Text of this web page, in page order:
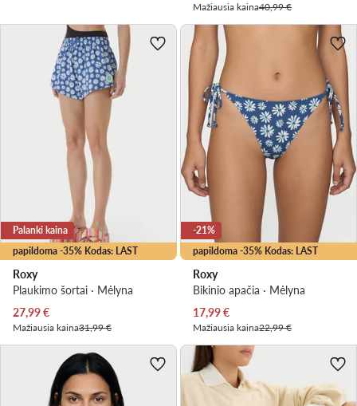
Mažiausia kaina40,99 €
papildoma -35% Kodas: LAST
Palanki kaina
Roxy
Plaukimo šortai · Mėlyna
Dabartinė kaina
27,99€
Mažiausia kaina31,99 €
papildoma -35% Kodas: LAST
-21%
Roxy
Bikinio apačia · Mėlyna
Dabartinė kaina
17,99€
Mažiausia kaina22,99 €